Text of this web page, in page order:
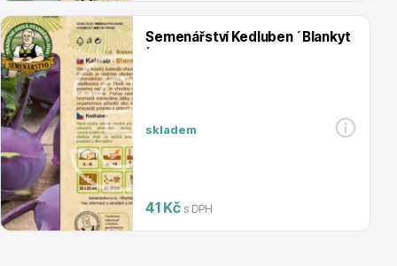
Semena, sadba
Semenářství Kedluben ´Blankyt
´
skladem
41 Kč s DPH